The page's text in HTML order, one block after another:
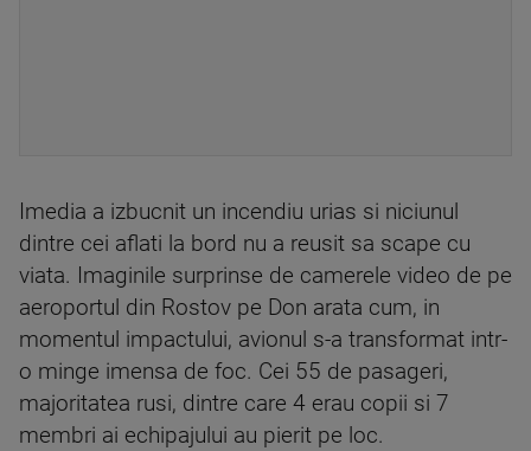
Imedia a izbucnit un incendiu urias si niciunul
dintre cei aflati la bord nu a reusit sa scape cu
viata. Imaginile surprinse de camerele video de pe
aeroportul din Rostov pe Don arata cum, in
momentul impactului, avionul s-a transformat intr-
o minge imensa de foc. Cei 55 de pasageri,
majoritatea rusi, dintre care 4 erau copii si 7
membri ai echipajului au pierit pe loc.